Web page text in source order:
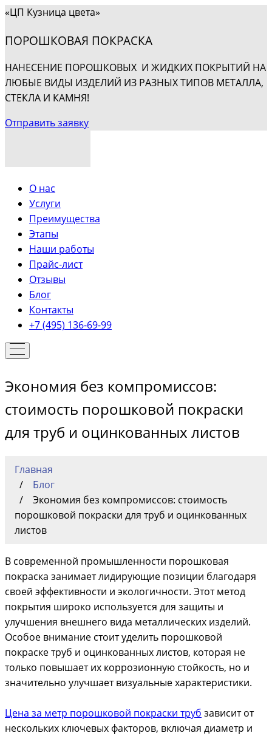
«ЦП Кузница цвета»
ПОРОШКОВАЯ ПОКРАСКА
НАНЕСЕНИЕ ПОРОШКОВЫХ И ЖИДКИХ ПОКРЫТИЙ НА
ЛЮБЫЕ ВИДЫ ИЗДЕЛИЙ ИЗ РАЗНЫХ ТИПОВ МЕТАЛЛА,
СТЕКЛА И КАМНЯ!
Отправить заявку
О нас
Услуги
Преимущества
Этапы
Наши работы
Прайс-лист
Отзывы
Блог
Контакты
+7 (495) 136-69-99
Экономия без компромиссов:
стоимость порошковой покраски
для труб и оцинкованных листов
Главная
Блог
Экономия без компромиссов: стоимость
порошковой покраски для труб и оцинкованных
листов
В современной промышленности порошковая
покраска занимает лидирующие позиции благодаря
своей эффективности и экологичности. Этот метод
покрытия широко используется для защиты и
улучшения внешнего вида металлических изделий.
Особое внимание стоит уделить порошковой
покраске труб и оцинкованных листов, которая не
только повышает их коррозионную стойкость, но и
значительно улучшает визуальные характеристики.
Цена за метр порошковой покраски труб зависит от
нескольких ключевых факторов, включая диаметр и